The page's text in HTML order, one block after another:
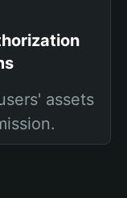
assets